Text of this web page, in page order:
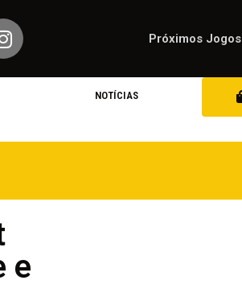
Próximos Jogos
NOTÍCIAS
e